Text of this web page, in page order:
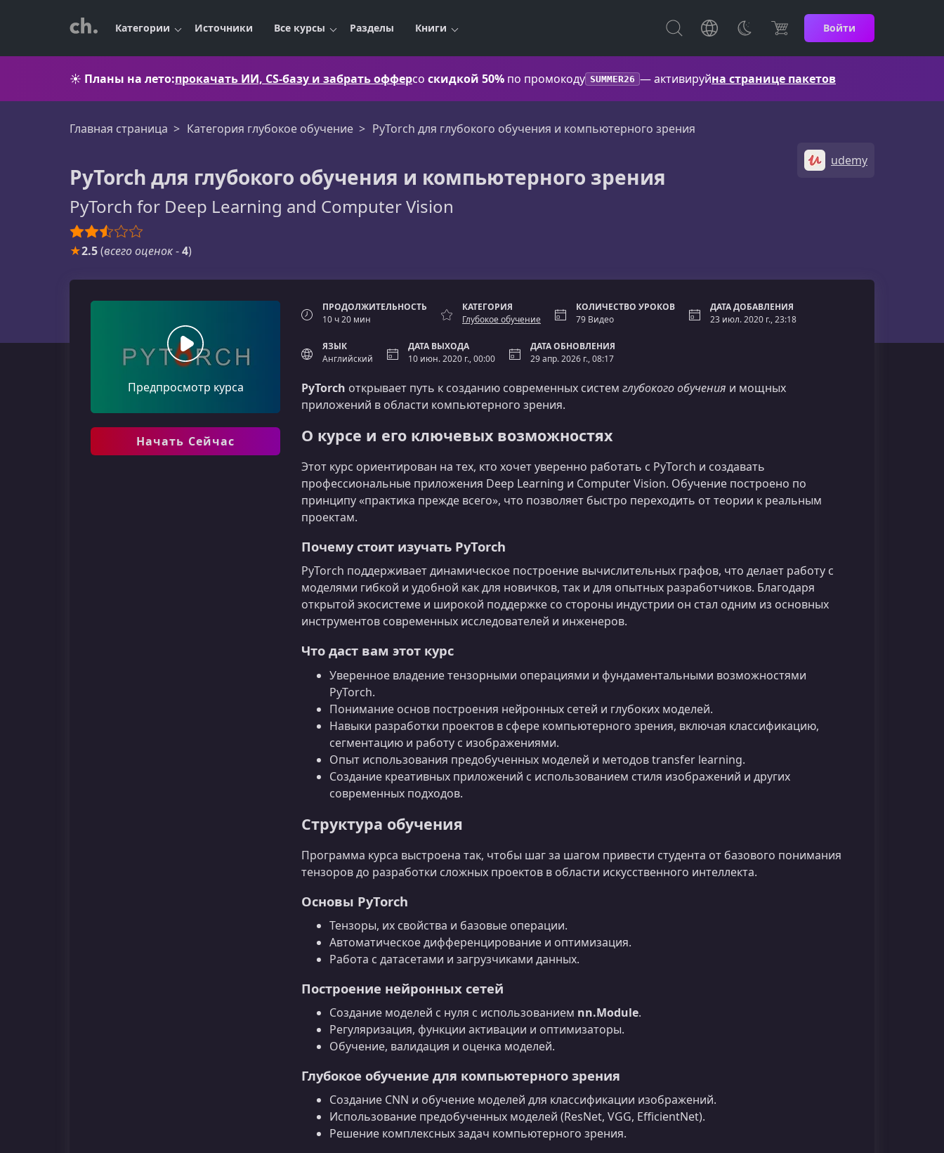
Категории Источники Все курсы Разделы Книги Войти
☀️ Планы на лето:прокачать ИИ, CS-базу и забрать офферсо скидкой 50% по промокоду SUMMER26 — активируйна странице пакетов
Главная страница Категория глубокое обучение PyTorch для глубокого обучения и компьютерного зрения
PyTorch для глубокого обучения и компьютерного зрения
PyTorch for Deep Learning and Computer Vision
udemy
★2.5(всего оценок-4)
Предпросмотр курса
Начать Сейчас
ПРОДОЛЖИТЕЛЬНОСТЬ
10 ч 20 мин
КАТЕГОРИЯ
Глубокое обучение
КОЛИЧЕСТВО УРОКОВ
79 Видео
ДАТА ДОБАВЛЕНИЯ
23 июл. 2020 г., 23:18
ЯЗЫК
Английский
ДАТА ВЫХОДА
10 июн. 2020 г., 00:00
ДАТА ОБНОВЛЕНИЯ
29 апр. 2026 г., 08:17
PyTorch открывает путь к созданию современных систем глубокого обучения и мощных
приложений в области компьютерного зрения.
О курсе и его ключевых возможностях
Этот курс ориентирован на тех, кто хочет уверенно работать с PyTorch и создавать
профессиональные приложения Deep Learning и Computer Vision. Обучение построено по
принципу «практика прежде всего», что позволяет быстро переходить от теории к реальным
проектам.
Почему стоит изучать PyTorch
PyTorch поддерживает динамическое построение вычислительных графов, что делает работу с
моделями гибкой и удобной как для новичков, так и для опытных разработчиков. Благодаря
открытой экосистеме и широкой поддержке со стороны индустрии он стал одним из основных
инструментов современных исследователей и инженеров.
Что даст вам этот курс
Уверенное владение тензорными операциями и фундаментальными возможностями
PyTorch.
Понимание основ построения нейронных сетей и глубоких моделей.
Навыки разработки проектов в сфере компьютерного зрения, включая классификацию,
сегментацию и работу с изображениями.
Опыт использования предобученных моделей и методов transfer learning.
Создание креативных приложений с использованием стиля изображений и других
современных подходов.
Структура обучения
Программа курса выстроена так, чтобы шаг за шагом привести студента от базового понимания
тензоров до разработки сложных проектов в области искусственного интеллекта.
Основы PyTorch
Тензоры, их свойства и базовые операции.
Автоматическое дифференцирование и оптимизация.
Работа с датасетами и загрузчиками данных.
Построение нейронных сетей
Создание моделей с нуля с использованием nn.Module.
Регуляризация, функции активации и оптимизаторы.
Обучение, валидация и оценка моделей.
Глубокое обучение для компьютерного зрения
Создание CNN и обучение моделей для классификации изображений.
Использование предобученных моделей (ResNet, VGG, EfficientNet).
Решение комплексных задач компьютерного зрения.